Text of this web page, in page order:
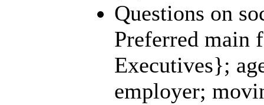
Questions on
Preferred main
Executives};
employer;